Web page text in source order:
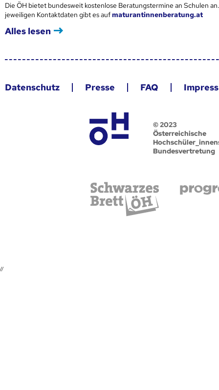
Die ÖH bietet bundesweit kostenlose Beratungstermine an Schulen
jeweiligen Kontaktdaten gibt es aufmaturantinnenberatung.at
Alles lesen
Datenschutz Presse FAQ
© 2023
Österreichische
Bundesvertretung
//